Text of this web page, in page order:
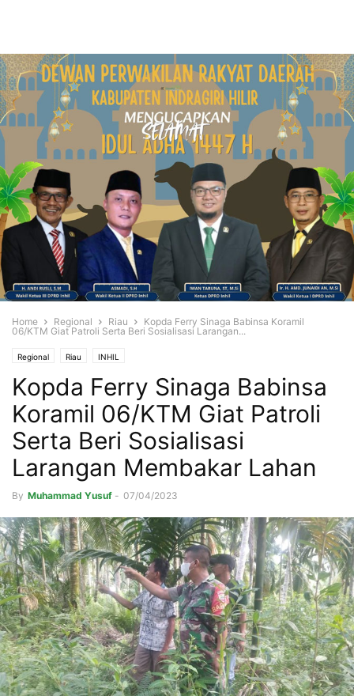
Home Regional Riau
Kopda Ferry Sinaga Babinsa Koramil
06/KTM Giat Patroli Serta Beri Sosialisasi Larangan...
Regional Riau INHIL
Kopda Ferry Sinaga Babinsa
Koramil 06/KTM Giat Patroli
Serta Beri Sosialisasi
Larangan Membakar Lahan
By Muhammad Yusuf - 07/04/2023